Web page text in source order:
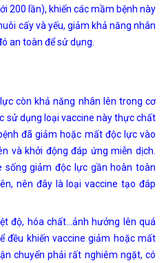
200 lần), khiến các mầm bệnh này
cấy và yếu, giảm khả năng nhân
an toàn để sử dụng.
còn khả năng nhân lên trong cơ
sử dụng loại vaccine này thực chất
đã giảm hoặc mất độc lực vào
và khởi động đáp ứng miễn dịch.
sống giảm độc lực gần hoàn toàn
nên đây là loại vaccine tạo đáp
độ, hóa chất…ảnh hưởng lên quá
đều khiến vaccine giảm hoặc mất
chuyển phải rất nghiêm ngặt, có